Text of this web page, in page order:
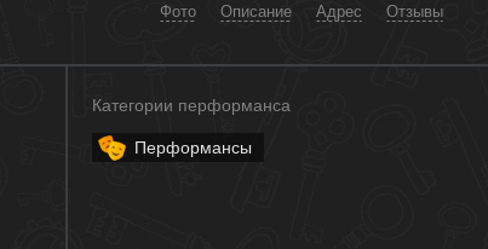
Фото Описание Адрес Отзывы
Категории перформанса
Перформансы